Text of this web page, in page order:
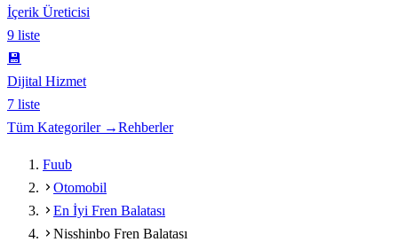
İçerik Üreticisi
9 liste
💾
Dijital Hizmet
7 liste
Tüm Kategoriler →Rehberler
Fuub
Otomobil
En İyi Fren Balatası
Nisshinbo Fren Balatası